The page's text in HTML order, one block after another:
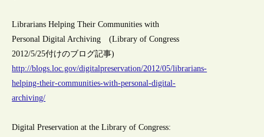
Librarians Helping Their Communities with
Personal Digital Archiving (Library of Congress
2012/5/25付けのブログ記事)
http://blogs.loc.gov/digitalpreservation/2012/05/librarians-
helping-their-communities-with-personal-digital-
archiving/
Digital Preservation at the Library of Congress: